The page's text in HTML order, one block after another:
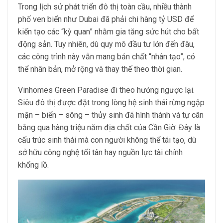
Trong lịch sử phát triển đô thị toàn cầu, nhiều thành
phố ven biển như Dubai đã phải chi hàng tỷ USD để
kiến tạo các “kỳ quan” nhằm gia tăng sức hút cho bất
động sản. Tuy nhiên, dù quy mô đầu tư lớn đến đâu,
các công trình này vẫn mang bản chất “nhân tạo”, có
thể nhân bản, mở rộng và thay thế theo thời gian.
Vinhomes Green Paradise đi theo hướng ngược lại.
Siêu đô thị được đặt trong lòng hệ sinh thái rừng ngập
mặn – biển – sông – thủy sinh đã hình thành và tự cân
bằng qua hàng triệu năm địa chất của Cần Giờ. Đây là
cấu trúc sinh thái mà con người không thể tái tạo, dù
sở hữu công nghệ tối tân hay nguồn lực tài chính
khổng lồ.